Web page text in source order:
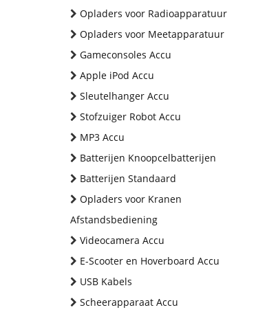
Opladers voor Radioapparatuur
Opladers voor Meetapparatuur
Gameconsoles Accu
Apple iPod Accu
Sleutelhanger Accu
Stofzuiger Robot Accu
MP3 Accu
Batterijen Knoopcelbatterijen
Batterijen Standaard
Opladers voor Kranen
Afstandsbediening
Videocamera Accu
E-Scooter en Hoverboard Accu
USB Kabels
Scheerapparaat Accu